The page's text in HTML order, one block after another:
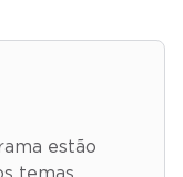
estão
temas